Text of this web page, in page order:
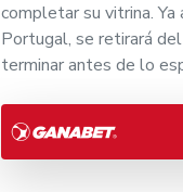
completar su vitrina.
Portugal, se retirará
terminar antes de lo